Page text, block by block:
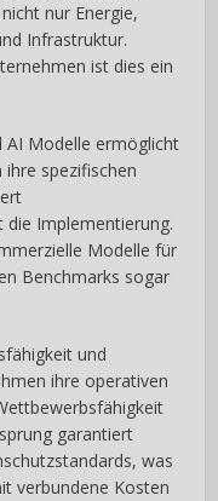
nur Energie,
Infrastruktur.
ist dies ein
AI Modelle ermöglicht
spezifischen
die Implementierung.
Modelle für
Benchmarks sogar
und
ihre operativen
garantiert
was
verbundene Kosten